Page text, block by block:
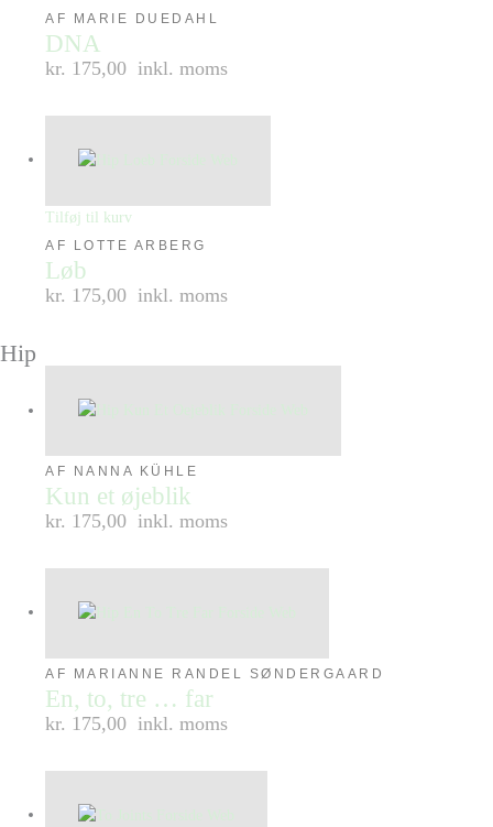
AF MARIE DUEDAHL
DNA
kr. 175,00 inkl. moms
Tilføj til kurv
AF LOTTE ARBERG
Løb
kr. 175,00 inkl. moms
Hip
AF NANNA KÜHLE
Kun et øjeblik
kr. 175,00 inkl. moms
AF MARIANNE RANDEL SØNDERGAARD
En, to, tre … far
kr. 175,00 inkl. moms